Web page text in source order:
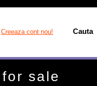
Creeaza cont nou! Cauta
sale